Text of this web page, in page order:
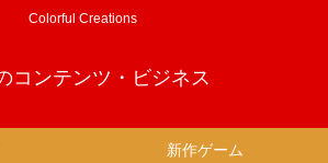
Colorful Creations
コンテンツ・ビジネス
新作ゲーム